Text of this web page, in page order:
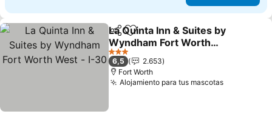
CompartirAgregar a favoritos
La Quinta Inn & Suites by
Wyndham Fort Worth
West - I-30
Ver precios
3 Estrellas
6,5
2.653
Fort Worth
Alojamiento para tus mascotasVer